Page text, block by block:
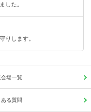
した。
りします。
会場一覧
ある質問